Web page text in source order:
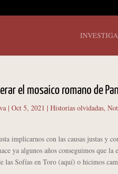
el mosaico romano de
| Oct 5, 2021 | Historias olvidadas,
implicarnos con las causas justas y
ya algunos años conseguimos que la
las Sofías en Toro (aquí) o hicimos